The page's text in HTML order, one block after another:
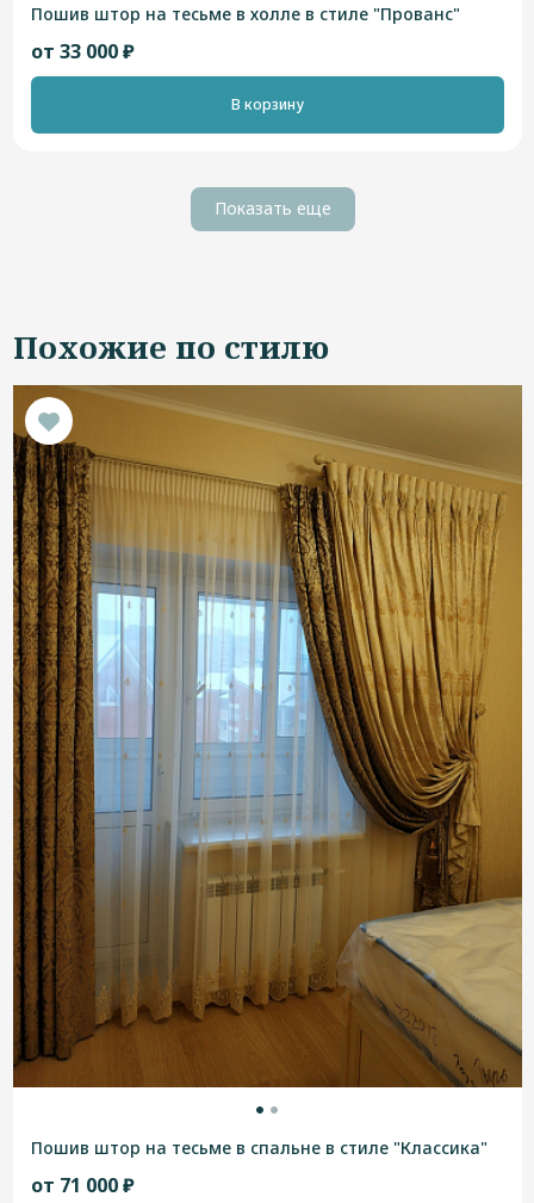
Пошив штор на тесьме в холле в стиле "Прованс"
от 33 000 ₽
В корзину
Показать еще
Похожие по стилю
Пошив штор на тесьме в спальне в стиле "Классика"
от 71 000 ₽